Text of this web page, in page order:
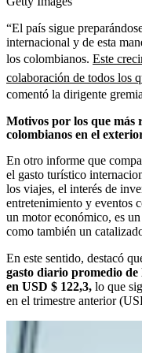
“El país sigue
internacional y de esta
los colombianos. Este
colaboración de todos los
comentó la dirigente
Motivos por los que más
colombianos en el
En otro informe que
el gasto turístico
los viajes, el interés de
entretenimiento y eventos
un motor económico, es
como también un
En este sentido, destacó
gasto diario promedio de
en USD $ 122,3, lo que
en el trimestre anterior